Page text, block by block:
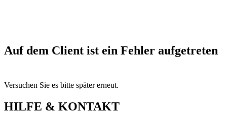
Auf dem Client ist ein Fehler aufgetreten
Versuchen Sie es bitte später erneut.
HILFE & KONTAKT